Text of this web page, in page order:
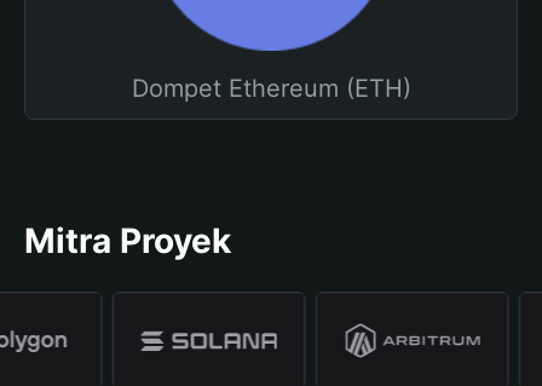
Dompet Ethereum (ETH)
Mitra Proyek